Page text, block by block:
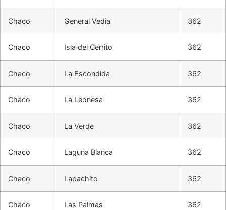
Chaco General Vedia 362
Chaco Isla del Cerrito 362
Chaco La Escondida 362
Chaco La Leonesa 362
Chaco La Verde 362
Chaco Laguna Blanca 362
Chaco Lapachito 362
Chaco Las Palmas 362